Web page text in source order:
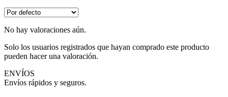
No hay valoraciones aún.
Solo los usuarios registrados que hayan comprado este producto
pueden hacer una valoración.
ENVÍOS
Envíos rápidos y seguros.